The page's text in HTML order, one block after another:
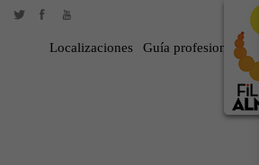
Localizaciones Guía profesional